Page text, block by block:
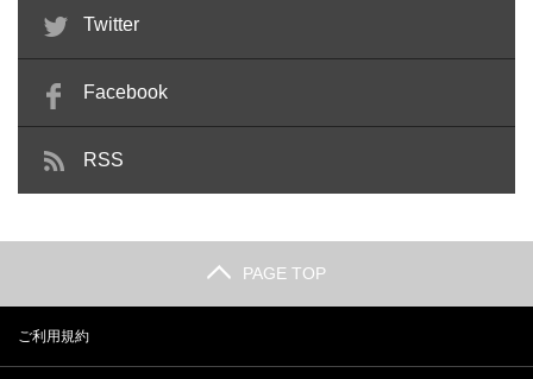
Twitter
Facebook
RSS
PAGE TOP
ご利用規約